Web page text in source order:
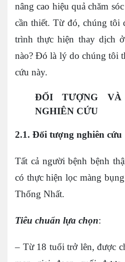
nâng cao hiệu quả chăm
cần thiết. Từ đó, chúng tôi
trình thực hiện thay dịch
nào? Đó là lý do chúng tôi
cứu này.
ĐỐI TƯỢNG VÀ
NGHIÊN CỨU
2.1. Đối tượng nghiên cứu
Tất cả người bệnh bệnh
có thực hiện lọc màng
Thống Nhất.
Tiêu chuẩn lựa chọn:
– Từ 18 tuổi trở lên, được